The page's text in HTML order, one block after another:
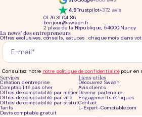
4,9Trustpilot+372 avis
01 76 31 04 86
bonjour@swapn.fr
2 place de la République, 54000 Nancy
Services
Création d'entreprise
Comptabilité pas cher
Offres de comptabilité par métier
Offres de comptabilité par ville
Offres de comptabilité par statut
Tarifs
Devis comptable gratuit
Liens utiles
Découvrez Swapn
Avis clients
Devenir partenaire
Engagements éthiques
Contact
L-Expert-Comptable.com
La news' des entrepreneurs
Offres exclusives, conseils, astuces : chaque mois dans
Consultez notre notre politique de confidentialitépour en